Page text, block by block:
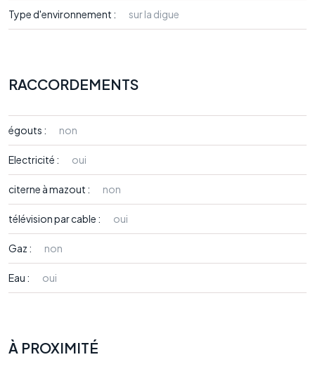
Type d'environnement : sur la digue
RACCORDEMENTS
égouts : non
Electricité : oui
citerne à mazout : non
télévision par cable : oui
Gaz : non
Eau : oui
À PROXIMITÉ